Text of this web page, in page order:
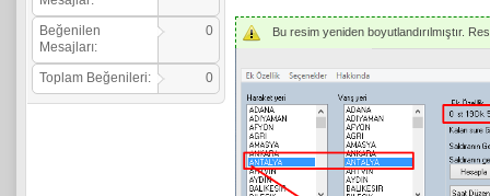
Beğenilen
Mesajları:
0
Toplam Beğenileri: 0
Bu resim yeniden boyutlandırılmıştır.